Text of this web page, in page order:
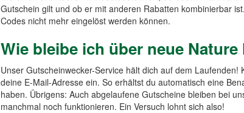
Gutschein gilt und ob er mit anderen Rabatten kombinierbar
Codes nicht mehr eingelöst werden können.
Wie bleibe ich über neue
Unser Gutscheinwecker-Service hält dich auf dem
deine E-Mail-Adresse ein. So erhältst du automatisch eine
haben. Übrigens: Auch abgelaufene Gutscheine bleiben bei
manchmal noch funktionieren. Ein Versuch lohnt sich also!